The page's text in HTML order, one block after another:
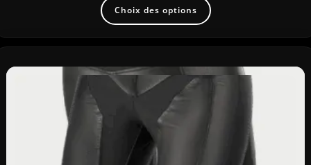
Choix des options